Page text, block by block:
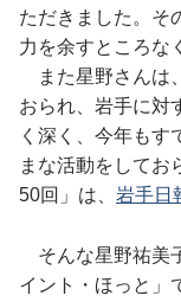
ただきました。そ
力を余すところな
また星野さんは
おられ、岩手に対
く深く、今年もす
まな活動をしてお
50回」は、 岩手日
そんな星野祐美
イント・ほっと」